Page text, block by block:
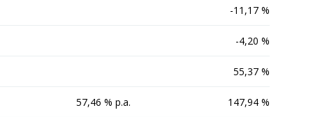
-11,17 %
-4,20 %
55,37 %
57,46 % p.a. 147,94 %